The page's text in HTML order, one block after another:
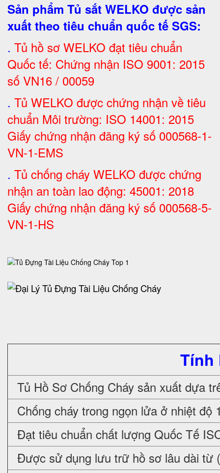
Sản phẩm Tủ sắt WELKO được sản
xuất theo tiêu chuẩn quốc tế SGS:
. Tủ hồ sơ WELKO đạt tiêu chuẩn
Quốc tế: Chứng nhận ISO 9001: 2015
số VN16 / 00059
. Tủ WELKO được chứng nhận về tiêu
chuẩn Môi trường: ISO 14001: 2015
Giấy chứng nhận đăng ký số 000568-1-
VN-1-EMS
. Tủ chống cháy WELKO được chứng
nhận an toàn lao động: 45001: 2018
Giấy chứng nhận đăng ký số 000568-5-
VN-1-HS
Tính
Tủ Hồ Sơ Chống Cháy sản xuất dựa
Chống cháy trong ngọn lửa ở nhiệt độ
Đạt tiêu chuẩn chất lượng Quốc Tế
Được sử dụng lưu trữ hồ sơ lâu dài từ